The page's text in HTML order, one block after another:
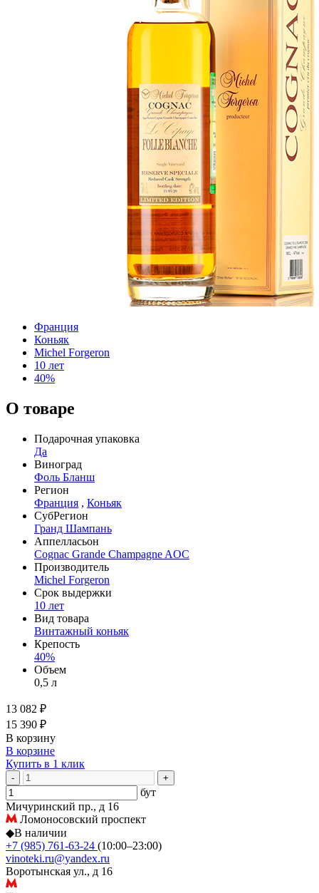
Франция
Коньяк
Michel Forgeron
10 лет
40%
О товаре
Подарочная упаковка
Да
Виноград
Фоль Бланш
Регион
Франция , Коньяк
СубРегион
Гранд Шампань
Аппелласьон
Cognac Grande Champagne AOC
Производитель
Michel Forgeron
Срок выдержки
10 лет
Вид товара
Винтажный коньяк
Крепость
40%
Объем
0,5 л
13 082 ₽
15 390 ₽
В корзину
В корзине
Купить в 1 клик
- +
бут
Мичуринский пр., д 16
Ломоносовский проспект
◆В наличии
+7 (985) 761-63-24 (10:00–23:00)
vinoteki.ru@yandex.ru
Воротынская ул., д 16